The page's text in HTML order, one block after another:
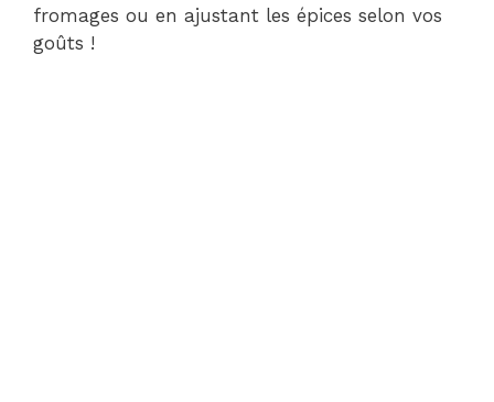
fromages ou en ajustant les épices selon vos
goûts !